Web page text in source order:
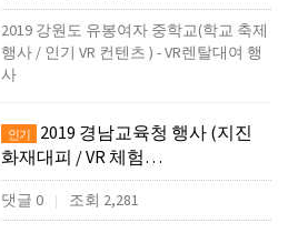
2019 강원도 유봉여자 중학교(학교 축제
행사 / 인기 VR 컨텐츠 ) - VR렌탈대여 행
사
인기
2019 경남교육청 행사 (지진
화재대피 / VR 체험…
댓글 0 | 조회 2,281